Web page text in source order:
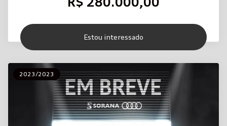
Estou interessado
2023/2023